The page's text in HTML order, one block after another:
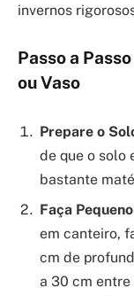
invernos
Passo a
ou Vaso
Prepare o
de que o solo
bastante
Faça
em canteiro,
cm de
a 30 cm entre